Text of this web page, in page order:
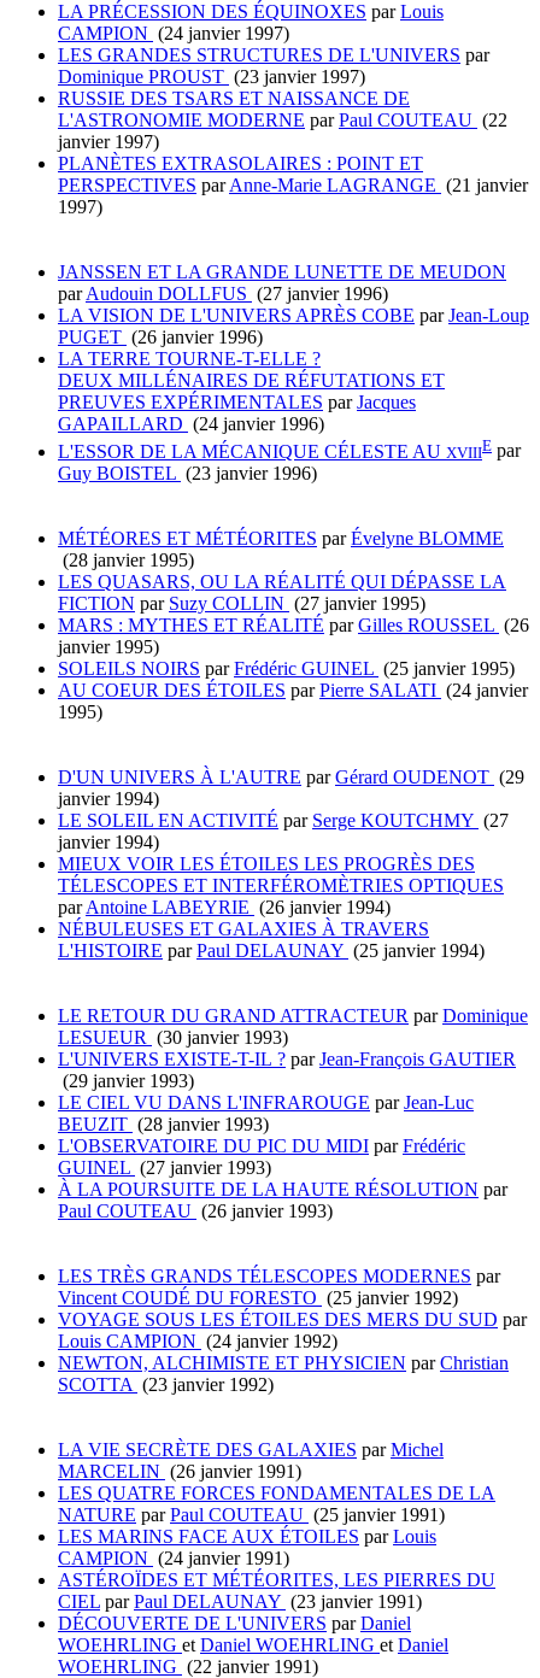
LA PRÉCESSION DES ÉQUINOXES parLouis
CAMPION (24 janvier 1997)
LES GRANDES STRUCTURES DE L'UNIVERS par
Dominique PROUST (23 janvier 1997)
RUSSIE DES TSARS ET NAISSANCE DE
L'ASTRONOMIE MODERNE parPaul COUTEAU (22
janvier 1997)
PLANÈTES EXTRASOLAIRES : POINT ET
PERSPECTIVES parAnne-Marie LAGRANGE (21 janvier
1997)
JANSSEN ET LA GRANDE LUNETTE DE MEUDON
parAudouin DOLLFUS (27 janvier 1996)
LA VISION DE L'UNIVERS APRÈS COBE parJean-Loup
PUGET (26 janvier 1996)
LA TERRE TOURNE-T-ELLE ?
DEUX MILLÉNAIRES DE RÉFUTATIONS ET
PREUVES EXPÉRIMENTALES parJacques
GAPAILLARD (24 janvier 1996)
L'ESSOR DE LA MÉCANIQUE CÉLESTE AU XVIIIE par
Guy BOISTEL (23 janvier 1996)
MÉTÉORES ET MÉTÉORITES parÉvelyne BLOMME
(28 janvier 1995)
LES QUASARS, OU LA RÉALITÉ QUI DÉPASSE LA
FICTION par Suzy COLLIN (27 janvier 1995)
MARS : MYTHES ET RÉALITÉ parGilles ROUSSEL (26
janvier 1995)
SOLEILS NOIRS parFrédéric GUINEL (25 janvier 1995)
AU COEUR DES ÉTOILES parPierre SALATI (24 janvier
1995)
D'UN UNIVERS À L'AUTRE parGérard OUDENOT (29
janvier 1994)
LE SOLEIL EN ACTIVITÉ par Serge KOUTCHMY (27
janvier 1994)
MIEUX VOIR LES ÉTOILES LES PROGRÈS DES
TÉLESCOPES ET INTERFÉROMÈTRIES OPTIQUES
parAntoine LABEYRIE (26 janvier 1994)
NÉBULEUSES ET GALAXIES À TRAVERS
L'HISTOIRE parPaul DELAUNAY (25 janvier 1994)
LE RETOUR DU GRAND ATTRACTEUR parDominique
LESUEUR (30 janvier 1993)
L'UNIVERS EXISTE-T-IL ? parJean-François GAUTIER
(29 janvier 1993)
LE CIEL VU DANS L'INFRAROUGE parJean-Luc
BEUZIT (28 janvier 1993)
L'OBSERVATOIRE DU PIC DU MIDI parFrédéric
GUINEL (27 janvier 1993)
À LA POURSUITE DE LA HAUTE RÉSOLUTION par
Paul COUTEAU (26 janvier 1993)
LES TRÈS GRANDS TÉLESCOPES MODERNES par
Vincent COUDÉ DU FORESTO (25 janvier 1992)
VOYAGE SOUS LES ÉTOILES DES MERS DU SUD par
Louis CAMPION (24 janvier 1992)
NEWTON, ALCHIMISTE ET PHYSICIEN parChristian
SCOTTA (23 janvier 1992)
LA VIE SECRÈTE DES GALAXIES parMichel
MARCELIN (26 janvier 1991)
LES QUATRE FORCES FONDAMENTALES DE LA
NATURE parPaul COUTEAU (25 janvier 1991)
LES MARINS FACE AUX ÉTOILES parLouis
CAMPION (24 janvier 1991)
ASTÉROÏDES ET MÉTÉORITES, LES PIERRES DU
CIEL parPaul DELAUNAY (23 janvier 1991)
DÉCOUVERTE DE L'UNIVERS parDaniel
WOEHRLING et Daniel WOEHRLING et Daniel
WOEHRLING (22 janvier 1991)